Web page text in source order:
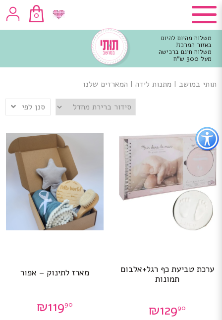
כפתור
לפתיחת
תפריט
נגישות
0
משלוח מהיום להיום
באזור המרכז!
משלוח חינם ברכישה
מעל 300 ש"ח
מרכזי
תותי במושב | מתנות לידה | המארזים שלנו
סנן לפי
ערכת טביעת כף רגל+אלבום
תמונות
₪12990
מארז לתינוק – אפור
₪11990